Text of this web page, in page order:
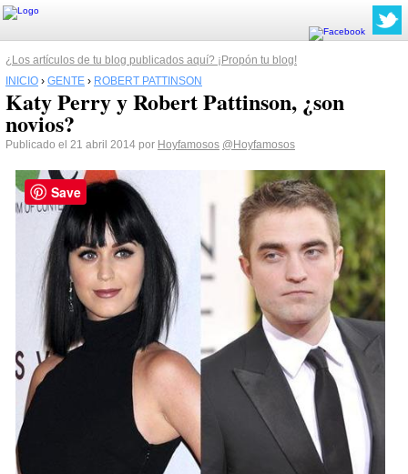
¿Los artículos de tu blog publicados aquí? ¡Propón tu blog!
INICIO › GENTE › ROBERT PATTINSON
Katy Perry y Robert Pattinson, ¿son
novios?
Publicado el 21 abril 2014 por Hoyfamosos @Hoyfamosos
Save